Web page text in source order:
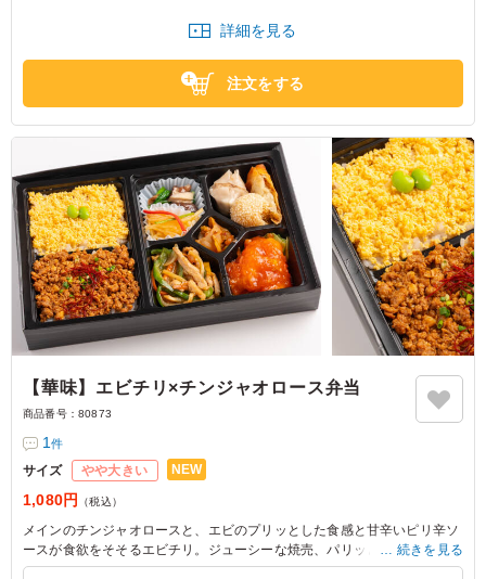
詳細を見る
注文をする
【華味】エビチリ×チンジャオロース弁当
商品番号： 80873
1件
サイズ やや大きい NEW
1,080円 （税込）
メインのチンジャオロースと、エビのプリッとした食感と甘辛いピリ辛ソ
ースが食欲をそそるエビチリ。ジューシーな焼売、パリッと香ばしい春
巻、もちもち食感のごま団子。ボリューム満点のおかずに、2種のご飯が
続きを見る